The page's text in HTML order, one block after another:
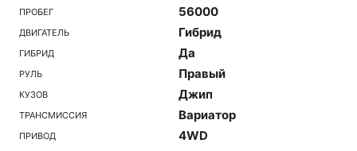
ПРОБЕГ 56000
ДВИГАТЕЛЬ Гибрид
ГИБРИД Да
РУЛЬ Правый
КУЗОВ Джип
ТРАНСМИССИЯ Вариатор
ПРИВОД 4WD